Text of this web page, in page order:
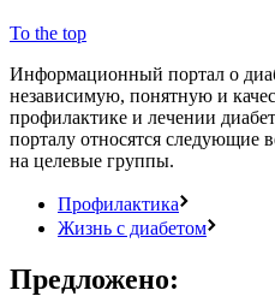
To the top
Информационный портал о
независимую, понятную и
профилактике и лечении
порталу относятся следующие
на целевые группы.
Профилактика
Жизнь с диабетом
Предложено: